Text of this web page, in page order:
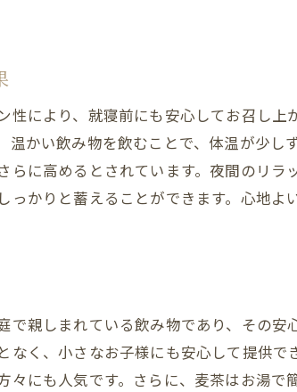
自宅で簡単に
性により、就寝前にも安心してお召し
温かい飲み物を飲むことで、体温が少
らに高めるとされています。夜間のリ
っかりと蓄えることができます。心地
で親しまれている飲み物であり、その
なく、小さなお子様にも安心して提供
々にも人気です。さらに、麦茶はお湯